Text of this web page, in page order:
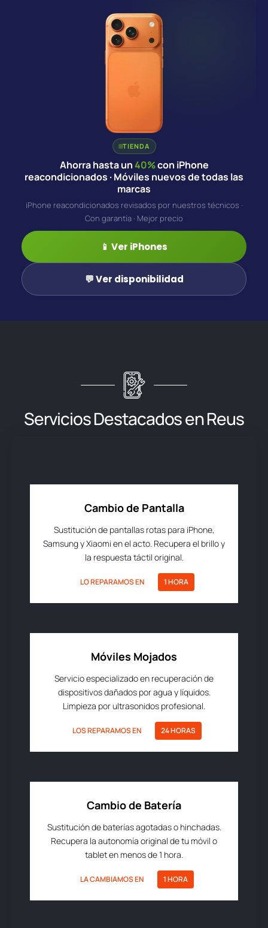
TIENDA
Ahorra hasta un40%con iPhone
reacondicionados · Móviles nuevos de todas las
marcas
iPhone reacondicionados revisados por nuestros técnicos ·
Con garantía · Mejor precio
📱 Ver iPhones
💬 Ver disponibilidad
Servicios Destacados en Reus
Cambio de Pantalla
Sustitución de pantallas rotas para iPhone,
Samsung y Xiaomi en el acto. Recupera el brillo y
la respuesta táctil original.
LO REPARAMOS EN 1 HORA
Móviles Mojados
Servicio especializado en recuperación de
dispositivos dañados por agua y líquidos.
Limpieza por ultrasonidos profesional.
LOS REPARAMOS EN 24 HORAS
Cambio de Batería
Sustitución de baterías agotadas o hinchadas.
Recupera la autonomía original de tu móvil o
tablet en menos de 1 hora.
LA CAMBIAMOS EN 1 HORA